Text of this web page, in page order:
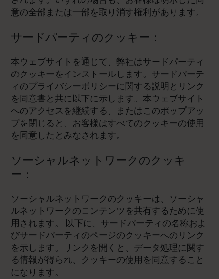
意の全部または一部を取り消す権利があります。
サードパーティのクッキー：
本ウェブサイトを通じて、弊社はサードパーティ
のクッキーをインストールします。サードパーテ
ィのプライバシーポリシーに関する説明とリンク
を同意書と共に以下に示します。本ウェブサイト
へのアクセスを継続する、またはこのポップアッ
プを閉じると、お客様はすべてのクッキーの使用
を同意したとみなされます。
ソーシャルネットワークのクッキ
ー：
ソーシャルネットワークのクッキーは、ソーシャ
ルネットワークのコンテンツを共有するために使
用されます。 以下に、サードパーティの名称およ
びサードパーティのページのクッキーへのリンク
を示します。リンクを開くと、データ処理に関す
る情報が得られ、クッキーの使用を同意すること
になります。